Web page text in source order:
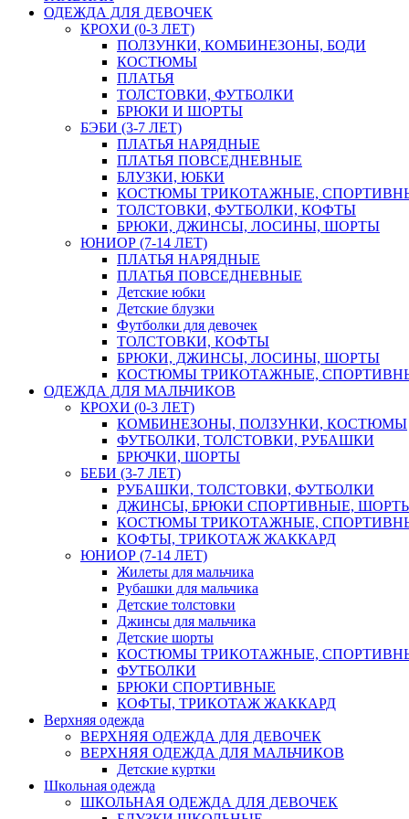
ОДЕЖДА ДЛЯ ДЕВОЧЕК
КРОХИ (0-3 ЛЕТ)
ПОЛЗУНКИ, КОМБИНЕЗОНЫ, БОДИ
КОСТЮМЫ
ПЛАТЬЯ
ТОЛСТОВКИ, ФУТБОЛКИ
БРЮКИ И ШОРТЫ
БЭБИ (3-7 ЛЕТ)
ПЛАТЬЯ НАРЯДНЫЕ
ПЛАТЬЯ ПОВСЕДНЕВНЫЕ
БЛУЗКИ, ЮБКИ
КОСТЮМЫ ТРИКОТАЖНЫЕ,
ТОЛСТОВКИ, ФУТБОЛКИ, КОФТЫ
БРЮКИ, ДЖИНСЫ, ЛОСИНЫ, ШОРТЫ
ЮНИОР (7-14 ЛЕТ)
ПЛАТЬЯ НАРЯДНЫЕ
ПЛАТЬЯ ПОВСЕДНЕВНЫЕ
Детские юбки
Детские блузки
Футболки для девочек
ТОЛСТОВКИ, КОФТЫ
БРЮКИ, ДЖИНСЫ, ЛОСИНЫ, ШОРТЫ
КОСТЮМЫ ТРИКОТАЖНЫЕ,
ОДЕЖДА ДЛЯ МАЛЬЧИКОВ
КРОХИ (0-3 ЛЕТ)
КОМБИНЕЗОНЫ, ПОЛЗУНКИ, КОСТЮМЫ
ФУТБОЛКИ, ТОЛСТОВКИ, РУБАШКИ
БРЮЧКИ, ШОРТЫ
БЕБИ (3-7 ЛЕТ)
РУБАШКИ, ТОЛСТОВКИ, ФУТБОЛКИ
ДЖИНСЫ, БРЮКИ СПОРТИВНЫЕ,
КОСТЮМЫ ТРИКОТАЖНЫЕ,
КОФТЫ, ТРИКОТАЖ ЖАККАРД
ЮНИОР (7-14 ЛЕТ)
Жилеты для мальчика
Рубашки для мальчика
Детские толстовки
Джинсы для мальчика
Детские шорты
КОСТЮМЫ ТРИКОТАЖНЫЕ,
ФУТБОЛКИ
БРЮКИ СПОРТИВНЫЕ
КОФТЫ, ТРИКОТАЖ ЖАККАРД
Верхняя одежда
ВЕРХНЯЯ ОДЕЖДА ДЛЯ ДЕВОЧЕК
ВЕРХНЯЯ ОДЕЖДА ДЛЯ МАЛЬЧИКОВ
Детские куртки
Школьная одежда
ШКОЛЬНАЯ ОДЕЖДА ДЛЯ ДЕВОЧЕК